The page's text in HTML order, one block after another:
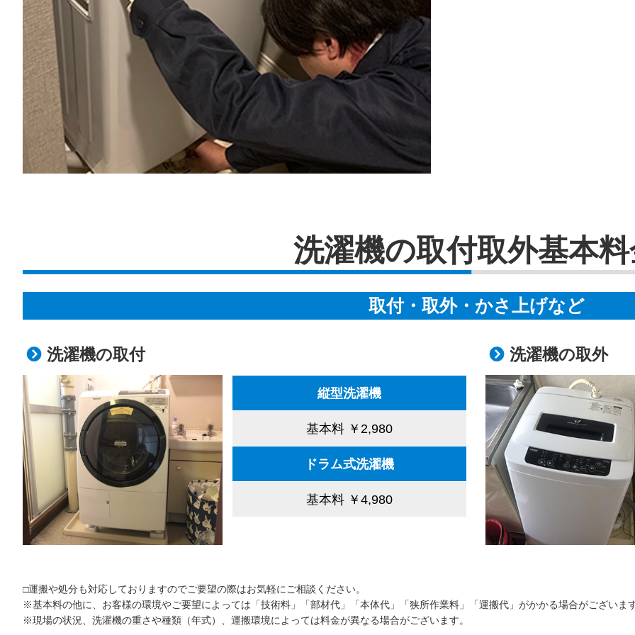
洗濯機の取付取外基本
取付・取外・かさ上げなど
洗濯機の取付
縦型洗濯機
基本料 ￥2,980
ドラム式洗濯機
基本料 ￥4,980
洗濯機の取外
□運搬や処分も対応しておりますのでご要望の際はお気軽にご相談ください。
※基本料の他に、お客様の環境やご要望によっては「技術料」「部材代」「本体代」「狭所作業料」「運搬代」がかかる場合がございま
※現場の状況、洗濯機の重さや種類（年式）、運搬環境によっては料金が異なる場合がございます。